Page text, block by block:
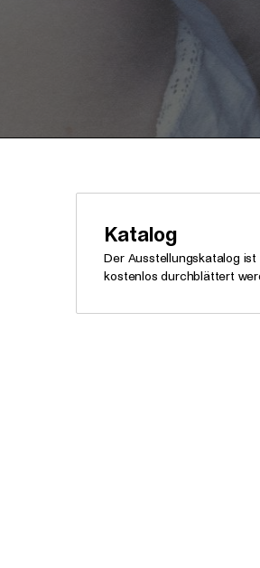
Katalog
Der Ausstellungskatalog ist
kostenlos durchblättert